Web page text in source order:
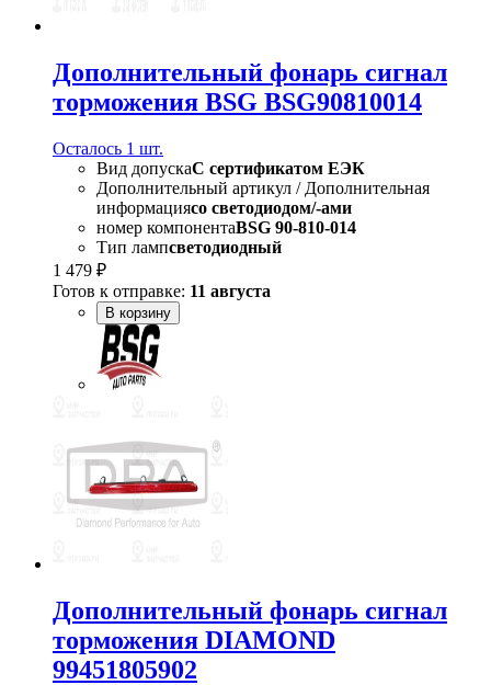
Дополнительный фонарь сигнал
торможения BSG BSG90810014
Осталось 1 шт.
Вид допускаC сертификатом ЕЭК
Дополнительный артикул / Дополнительная
информациясо светодиодом/-ами
номер компонентаBSG 90-810-014
Тип лампсветодиодный
1 479 ₽
Готов к отправке: 11 августа
В корзину
Дополнительный фонарь сигнал
торможения DIAMOND
99451805902